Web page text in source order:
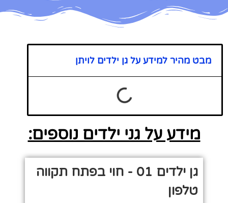
מבט מהיר למידע על גן ילדים לויתן
מידע על גני ילדים נוספים:
גן ילדים 01 - חוי בפתח תקווה
טלפון